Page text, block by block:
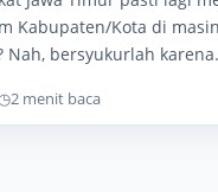
Kabupaten/Kota di
Nah, bersyukurlah
2 menit baca